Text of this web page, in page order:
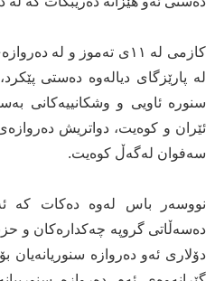
کازمی لە ١١ی تەموز و لە
سنورە ئاویی و وشکانییەکانی
ئێران و کوەیت، دواتریش
سەفوان لەگەڵ کوەیت.
نووسەر باس لەوە دەکات کە
دەسەڵاتی گروپە چەکدارەکان و
دۆلاری ئەو دەروازە سنوریانەیان